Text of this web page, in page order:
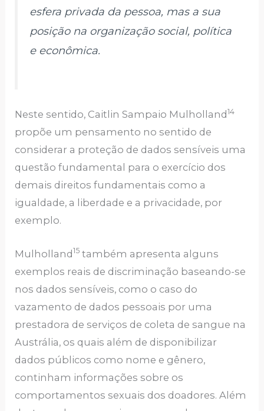
esfera privada da pessoa, mas a sua
posição na organização social, política
e econômica.
Neste sentido, Caitlin Sampaio Mulholland 14
propõe um pensamento no sentido de
considerar a proteção de dados sensíveis uma
questão fundamental para o exercício dos
demais direitos fundamentais como a
igualdade, a liberdade e a privacidade, por
exemplo.
Mulholland15 também apresenta alguns
exemplos reais de discriminação baseando-se
nos dados sensíveis, como o caso do
vazamento de dados pessoais por uma
prestadora de serviços de coleta de sangue na
Austrália, os quais além de disponibilizar
dados públicos como nome e gênero,
continham informações sobre os
comportamentos sexuais dos doadores. Além